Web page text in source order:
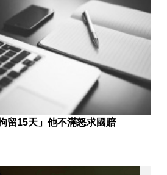
留15天」他不滿怒求國賠